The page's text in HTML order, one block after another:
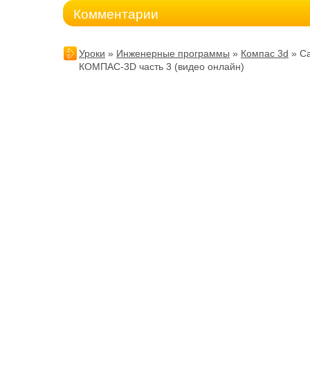
Комментарии
Уроки » Инженерные программы » Компас 3d »
КОМПАС-3D часть 3 (видео онлайн)